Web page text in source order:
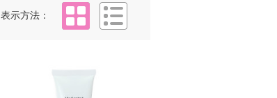
表示方法
タイル